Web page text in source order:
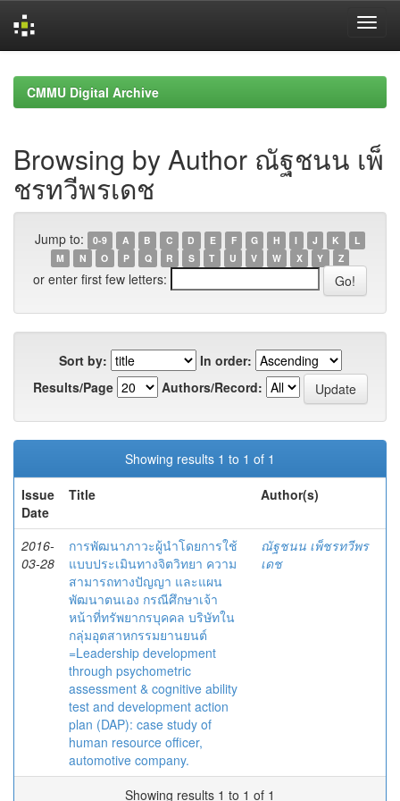
navigationCMMU Digital Archive
Browsing by Author ณัฐชนน เพ็
ชรทวีพรเดช
Jump to: 0-9 A B C D E F G H I J K
L
M
N O P Q R S T U V W X Y Z
or enter first few letters:
Sort by:
In order:
Results/Page
Authors/Record:
Showing results 1 to 1 of 1
Issue
Date
Title Author(s)
2016-
03-28
การพัฒนาภาวะผู้นำโดยการใช้
แบบประเมินทางจิตวิทยา ความ
สามารถทางปัญญา และแผน
พัฒนาตนเอง กรณีศึกษาเจ้า
หน้าที่ทรัพยากรบุคคล บริษัทใน
กลุ่มอุตสาหกรรมยานยนต์
=Leadership development
through psychometric
assessment & cognitive ability
test and development action
plan (DAP): case study of
human resource officer,
automotive company.
ณัฐชนน เพ็ชรทวีพร
เดช
Showing results 1 to 1 of 1